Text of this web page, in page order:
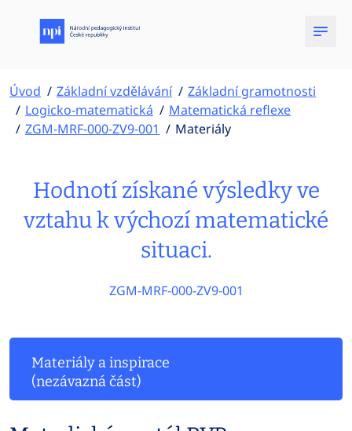
Úvod Základní vzdělávání
Základní gramotnosti
Logicko-matematická
Matematická reflexe
ZGM-MRF-000-ZV9-001
Materiály
Hodnotí získané výsledky ve
vztahu k výchozí matematické
situaci.
ZGM-MRF-000-ZV9-001
Materiály a inspirace
(nezávazná část)